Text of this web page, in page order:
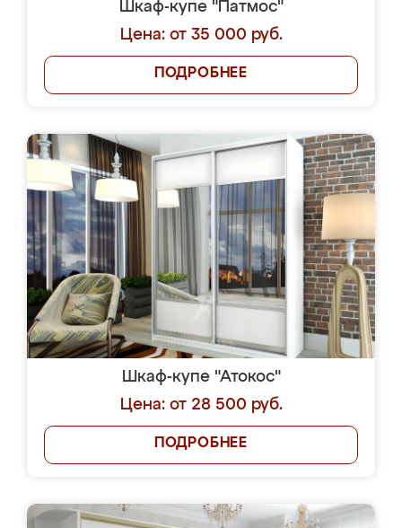
Шкаф-купе "Патмос"
Цена: от 35 000 руб.
ПОДРОБНЕЕ
Шкаф-купе "Атокос"
Цена: от 28 500 руб.
ПОДРОБНЕЕ